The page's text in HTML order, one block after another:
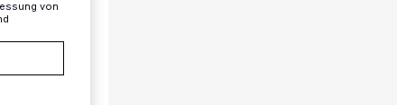
von